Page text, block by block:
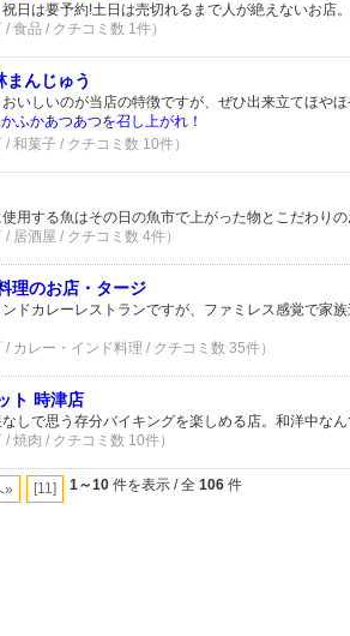
日は要予約!土日は売切れるまで人が絶えないお店。
/ 食品 / クチコミ数 1件）
まんじゅう
いしいのが当店の特徴ですが、ぜひ出来立てほや
ふかあつあつを召し上がれ！
/ 和菓子 / クチコミ数 10件）
用する魚はその日の魚市で上がった物とこだわり
/ 居酒屋 / クチコミ数 4件）
理のお店・タージ
ドカレーレストランですが、ファミレス感覚で家
/ カレー・インド料理 / クチコミ数 35件）
ト 時津店
しで思う存分バイキングを楽しめる店。和洋中な
/ 焼肉 / クチコミ数 10件）
» [11] 1～10 件を表示 / 全 106 件